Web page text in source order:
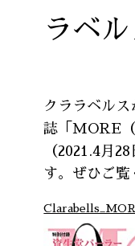
ラベ
クララベルス
誌「MORE（
（2021.4月
す。ぜひご覧